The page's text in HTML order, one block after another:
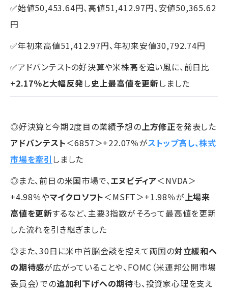
✅始値50,453.64円、高値51,412.97円、安値50,365.62
円
✅年初来高値51,412.97円、年初来安値30,792.74円
✅アドバンテストの好決算や米株高を追い風に、前日比
+2.17％と大幅反発し史上最高値を更新しました
◎好決算と今期2度目の業績予想の上方修正を発表した
アドバンテスト＜6857＞+22.07％がストップ高し、株式
市場を牽引 しました
◎また、前日の米国市場で、エヌビディア＜NVDA＞
+4.98％やマイクロソフト＜MSFT＞+1.98％が上場来
高値を更新するなど、主要3指数がそろって最高値を更新
した流れを引き継ぎました
◎また、30日に米中首脳会談を控えて両国の対立緩和へ
の期待感が広がっていることや、FOMC（米連邦公開市場
委員会）での追加利下げへの期待も、投資家心理を支え